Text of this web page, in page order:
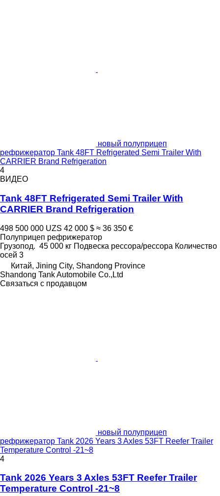
новый полуприцеп
рефрижератор Tank 48FT Refrigerated Semi Trailer With
CARRIER Brand Refrigeration
4
ВИДЕО
Tank 48FT Refrigerated Semi Trailer With
CARRIER Brand Refrigeration
498 500 000 UZS 42 000 $ ≈ 36 350 €
Полуприцеп рефрижератор
Грузопод. 45 000 кг Подвеска рессора/рессора Количество
осей 3
Китай, Jining City, Shandong Province
Shandong Tank Automobile Co.,Ltd
Связаться с продавцом
новый полуприцеп
рефрижератор Tank 2026 Years 3 Axles 53FT Reefer Trailer
Temperature Control -21~8
4
Tank 2026 Years 3 Axles 53FT Reefer Trailer
Temperature Control -21~8